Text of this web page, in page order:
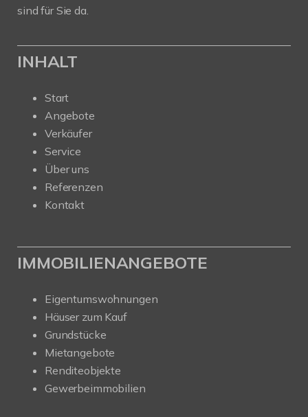
sind für Sie da.
INHALT
Start
Angebote
Verkäufer
Service
Über uns
Referenzen
Kontakt
IMMOBILIENANGEBOTE
Eigentumswohnungen
Häuser zum Kauf
Grundstücke
Mietangebote
Renditeobjekte
Gewerbeimmobilien